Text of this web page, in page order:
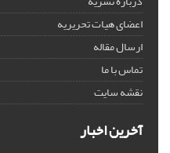
اعضای هیات تحریریه
ارسال مقاله
تماس با ما
نقشه سایت
آخرین اخبار